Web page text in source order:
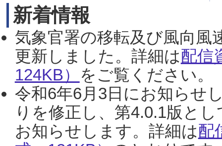
新着情報
気象官署の移転及び風向風
更新しました。詳細は配信
124KB） をご覧ください。
令和6年6月3日にお知らせ
りを修正し、第4.0.1版と
お知らせします。詳細は配